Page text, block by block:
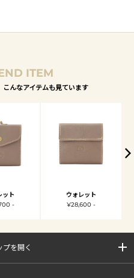
ITEM
んなアイテムも見ています
ット
-
ウォレット
¥28,600 -
プを開く